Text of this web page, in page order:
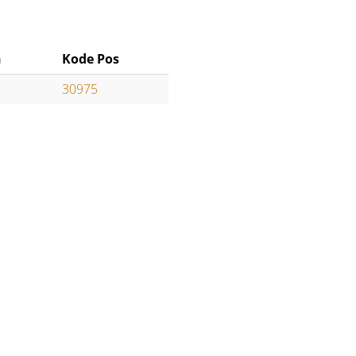
Kode Pos
30975